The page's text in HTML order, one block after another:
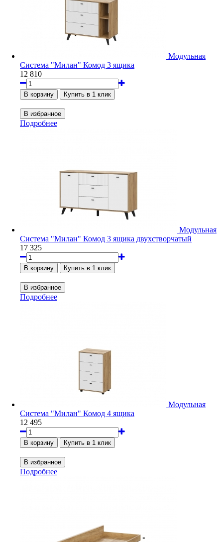
Модульная
Система "Милан" Комод 3 ящика
12 810
Подробнее
Модульная
Система "Милан" Комод 3 ящика двухстворчатый
17 325
Подробнее
Модульная
Система "Милан" Комод 4 ящика
12 495
Подробнее